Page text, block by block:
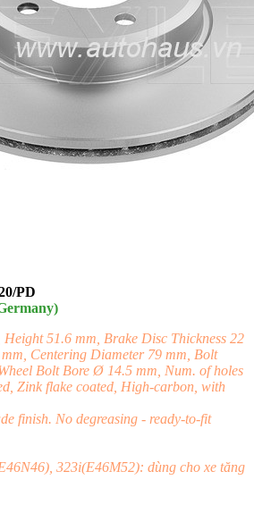
PD
51.6 mm, Brake Disc Thickness 22
Centering Diameter 79 mm, Bolt
Bolt Bore Ø 14.5 mm, Num. of holes
Zink flake coated, High-carbon, with
finish. No degreasing - ready-to-fit
323i(E46M52): dùng cho xe tăng